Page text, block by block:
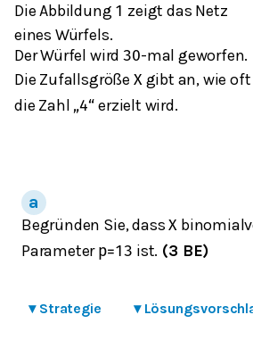
Die Abbildung 1 zeigt das Netz
eines Würfels.
Der Würfel wird 30-mal geworfen.
Die Zufallsgröße Xgibt an, wie oft
die Zahl „4“ erzielt wird.
Begründen Sie, dassX
Parameter p=13 ist. (3 BE)
▾ Strategie ▾